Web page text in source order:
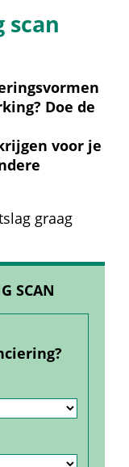
scan
Doe de
voor je
graag
SCAN